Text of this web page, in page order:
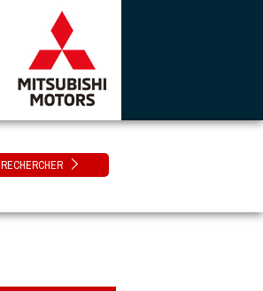
RECHERCHER